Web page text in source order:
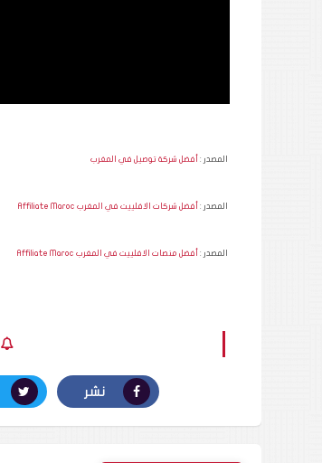
المصدر : أفضل شركة توصيل في المغرب
المصدر : أفضل شركات الافلييت في المغرب Affiliate Maroc
المصدر : أفضل منصات الافلييت في المغرب Affiliate Maroc
نشر